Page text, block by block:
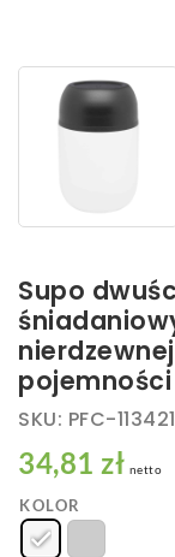
Supo
SKU: PFC-
34,81 zł netto
KOLOR